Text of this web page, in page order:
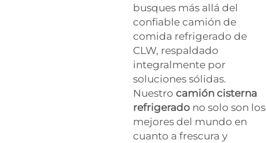
busques más allá del
confiable camión de
comida refrigerado de
CLW, respaldado
integralmente por
soluciones sólidas.
Nuestro camión cisterna
refrigerado no solo son los
mejores del mundo en
cuanto a frescura y